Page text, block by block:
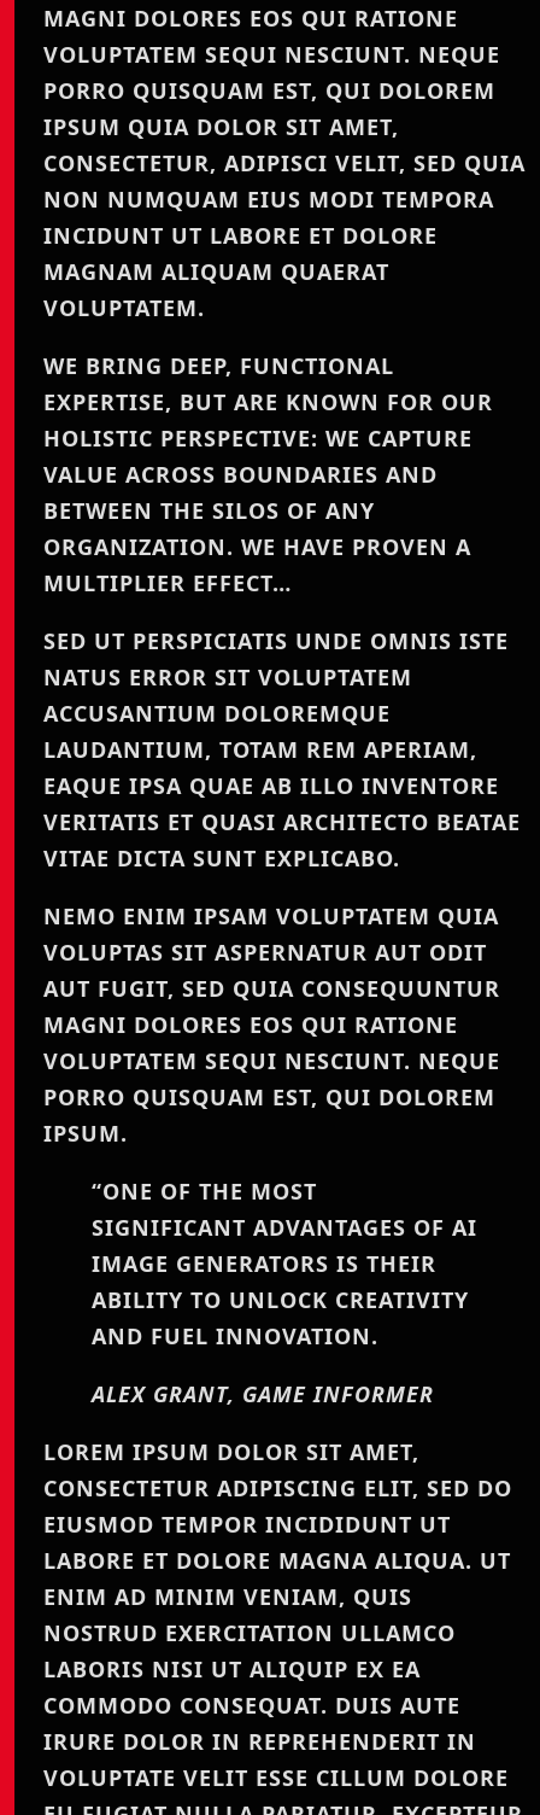
MAGNI DOLORES EOS QUI RATIONE
VOLUPTATEM SEQUI NESCIUNT. NEQUE
PORRO QUISQUAM EST, QUI DOLOREM
IPSUM QUIA DOLOR SIT AMET,
CONSECTETUR, ADIPISCI VELIT, SED QUIA
NON NUMQUAM EIUS MODI TEMPORA
INCIDUNT UT LABORE ET DOLORE
MAGNAM ALIQUAM QUAERAT
VOLUPTATEM.
WE BRING DEEP, FUNCTIONAL
EXPERTISE, BUT ARE KNOWN FOR OUR
HOLISTIC PERSPECTIVE: WE CAPTURE
VALUE ACROSS BOUNDARIES AND
BETWEEN THE SILOS OF ANY
ORGANIZATION. WE HAVE PROVEN A
MULTIPLIER EFFECT…
SED UT PERSPICIATIS UNDE OMNIS ISTE
NATUS ERROR SIT VOLUPTATEM
ACCUSANTIUM DOLOREMQUE
LAUDANTIUM, TOTAM REM APERIAM,
EAQUE IPSA QUAE AB ILLO INVENTORE
VERITATIS ET QUASI ARCHITECTO BEATAE
VITAE DICTA SUNT EXPLICABO.
NEMO ENIM IPSAM VOLUPTATEM QUIA
VOLUPTAS SIT ASPERNATUR AUT ODIT
AUT FUGIT, SED QUIA CONSEQUUNTUR
MAGNI DOLORES EOS QUI RATIONE
VOLUPTATEM SEQUI NESCIUNT. NEQUE
PORRO QUISQUAM EST, QUI DOLOREM
IPSUM.
“ONE OF THE MOST
SIGNIFICANT ADVANTAGES OF AI
IMAGE GENERATORS IS THEIR
ABILITY TO UNLOCK CREATIVITY
AND FUEL INNOVATION.
ALEX GRANT, GAME INFORMER
LOREM IPSUM DOLOR SIT AMET,
CONSECTETUR ADIPISCING ELIT, SED DO
EIUSMOD TEMPOR INCIDIDUNT UT
LABORE ET DOLORE MAGNA ALIQUA. UT
ENIM AD MINIM VENIAM, QUIS
NOSTRUD EXERCITATION ULLAMCO
LABORIS NISI UT ALIQUIP EX EA
COMMODO CONSEQUAT. DUIS AUTE
IRURE DOLOR IN REPREHENDERIT IN
VOLUPTATE VELIT ESSE CILLUM DOLORE